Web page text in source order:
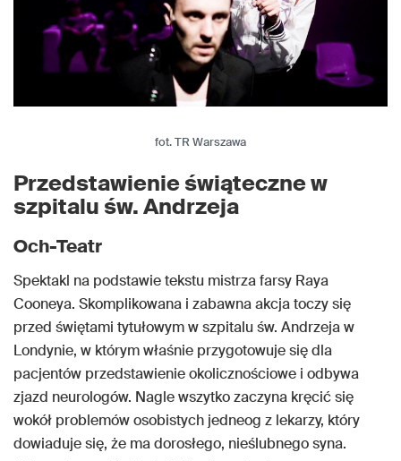
fot. TR Warszawa
Przedstawienie świąteczne w
szpitalu św. Andrzeja
Och-Teatr
Spektakl na podstawie tekstu mistrza farsy Raya
Cooneya. Skomplikowana i zabawna akcja toczy się
przed świętami tytułowym w szpitalu św. Andrzeja w
Londynie, w którym właśnie przygotowuje się dla
pacjentów przedstawienie okolicznościowe i odbywa
zjazd neurologów. Nagle wszytko zaczyna kręcić się
wokół problemów osobistych jedneog z lekarzy, który
dowiaduje się, że ma dorosłego, nieślubnego syna.